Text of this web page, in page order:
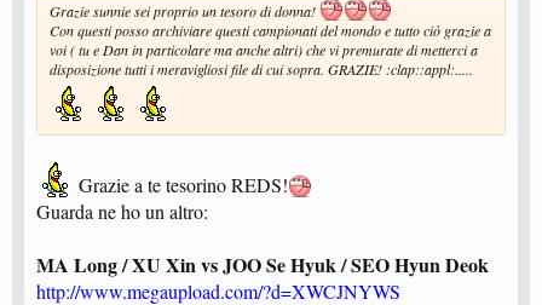
Grazie sunnie sei proprio un tesoro di donna!
Con questi posso archiviare questi campionati del mondo e tutto ciò grazie a
voi ( tu e Dan in particolare ma anche altri) che vi premurate di metterci a
disposizione tutti i meravigliosi file di cui sopra. GRAZIE! :clap::appl:.....
Grazie a te tesorino REDS!
Guarda ne ho un altro:
MA Long / XU Xin vs JOO Se Hyuk / SEO Hyun Deok
http://www.megaupload.com/?d=XWCJNYWS